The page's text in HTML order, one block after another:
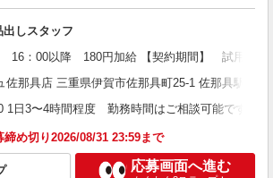
しスタッフ
16：00以降 180円加給 【契約期間】 試用期間
佐那具店 三重県伊賀市佐那具町25-1 佐那具駅か
1日3〜4時間程度 勤務時間はご相談可能です
締め切り2026/08/31 23:59まで
応募画面へ進む